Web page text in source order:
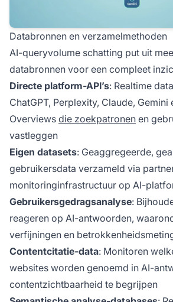
Databronnen en verzamelmethoden
AI-queryvolume schatting put uit
databronnen voor een compleet
Directe platform-API’s: Realtime
ChatGPT, Perplexity, Claude, Gemini
Overviews die zoekpatronen en
vastleggen
Eigen datasets: Geaggregeerde,
gebruikersdata verzameld via
monitoringinfrastructuur op AI-
Gebruikersgedragsanalyse:
reageren op AI-antwoorden,
verfijningen en
Contentcitatie-data: Monitoren
websites worden genoemd in AI-
contentzichtbaarheid te begrijpen